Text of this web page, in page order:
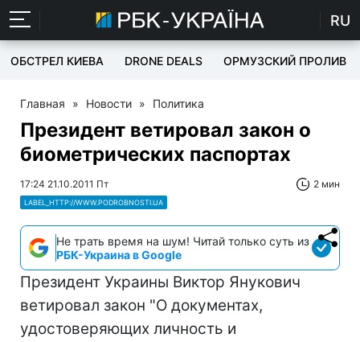
RU
ОБСТРЕЛ КИЕВА DRONE DEALS ОРМУЗСКИЙ ПРОЛИВ
Главная » Новости » Политика
Президент ветировал закон о
биометрических паспортах
17:24 21.10.2011 Пт 2 мин
LABEL_HTTP://WWW.PODROBNOSTI.UA
Не трать время на шум! Читай только суть из
РБК-Украина в Google
Президент Украины Виктор Янукович
ветировал закон "О документах,
удостоверяющих личность и